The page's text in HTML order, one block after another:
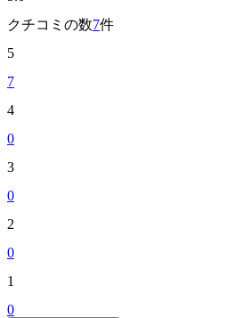
クチコミの数7件
5
7
4
0
3
0
2
0
1
0